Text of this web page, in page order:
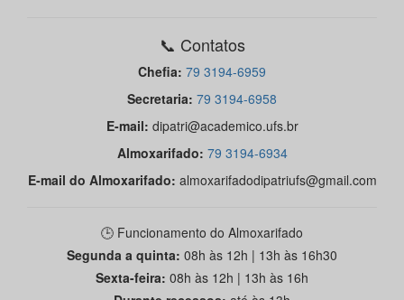
📞 Contatos
Chefia: 79 3194-6959
Secretaria: 79 3194-6958
E-mail: dipatri@academico.ufs.br
Almoxarifado: 79 3194-6934
E-mail do Almoxarifado: almoxarifadodipatriufs@gmail.com
🕒 Funcionamento do Almoxarifado
Segunda a quinta: 08h às 12h | 13h às 16h30
Sexta-feira: 08h às 12h | 13h às 16h